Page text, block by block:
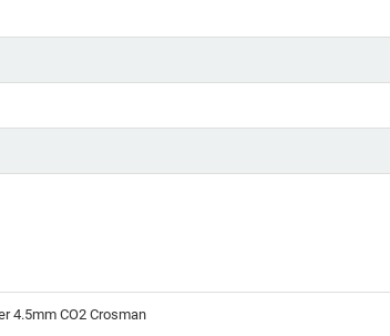
4.5mm CO2 Crosman